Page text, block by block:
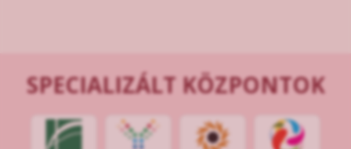
SPECIALIZÁLT KÖZPONTOK